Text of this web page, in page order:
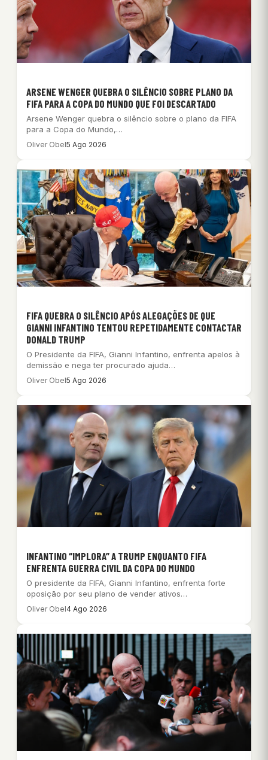
ARSENE WENGER QUEBRA O SILÊNCIO SOBRE PLANO DA
FIFA PARA A COPA DO MUNDO QUE FOI DESCARTADO
Arsene Wenger quebra o silêncio sobre o plano da FIFA
para a Copa do Mundo,…
Oliver Obel5 Ago 2026
FIFA QUEBRA O SILÊNCIO APÓS ALEGAÇÕES DE QUE
GIANNI INFANTINO TENTOU REPETIDAMENTE CONTACTAR
DONALD TRUMP
O Presidente da FIFA, Gianni Infantino, enfrenta apelos à
demissão e nega ter procurado ajuda…
Oliver Obel5 Ago 2026
INFANTINO “IMPLORA” A TRUMP ENQUANTO FIFA
ENFRENTA GUERRA CIVIL DA COPA DO MUNDO
O presidente da FIFA, Gianni Infantino, enfrenta forte
oposição por seu plano de vender ativos…
Oliver Obel4 Ago 2026